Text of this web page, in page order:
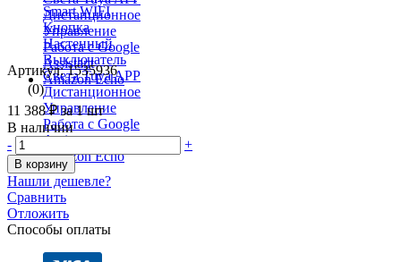
Артикул: 1535936
(0)
11 388 ₽за 1 шт
В наличии
-
+
В корзину
Нашли дешевле?
Сравнить
Отложить
Способы оплаты